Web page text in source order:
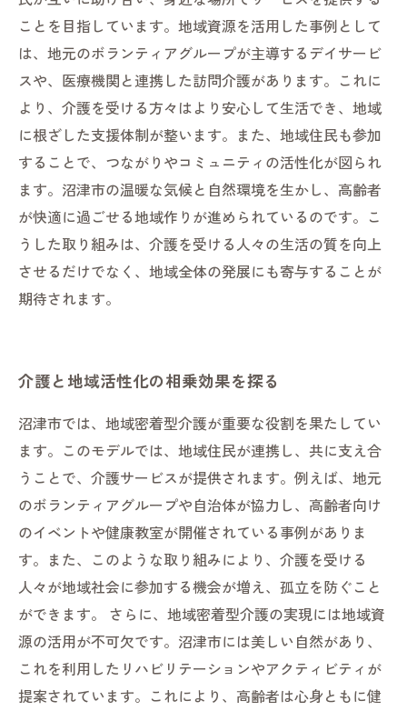
ことを目指しています。地域資源を活用した事例として
は、地元のボランティアグループが主導するデイサービ
スや、医療機関と連携した訪問介護があります。これに
より、介護を受ける方々はより安心して生活でき、地域
に根ざした支援体制が整います。また、地域住民も参加
することで、つながりやコミュニティの活性化が図られ
ます。沼津市の温暖な気候と自然環境を生かし、高齢者
が快適に過ごせる地域作りが進められているのです。こ
うした取り組みは、介護を受ける人々の生活の質を向上
させるだけでなく、地域全体の発展にも寄与することが
期待されます。
介護と地域活性化の相乗効果を探る
沼津市では、地域密着型介護が重要な役割を果たしてい
ます。このモデルでは、地域住民が連携し、共に支え合
うことで、介護サービスが提供されます。例えば、地元
のボランティアグループや自治体が協力し、高齢者向け
のイベントや健康教室が開催されている事例がありま
す。また、このような取り組みにより、介護を受ける
人々が地域社会に参加する機会が増え、孤立を防ぐこと
ができます。 さらに、地域密着型介護の実現には地域資
源の活用が不可欠です。沼津市には美しい自然があり、
これを利用したリハビリテーションやアクティビティが
提案されています。これにより、高齢者は心身ともに健